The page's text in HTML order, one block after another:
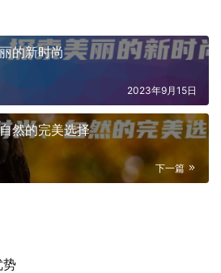
的新时尚
2023年9月15日
然的完美选择
下一篇
势